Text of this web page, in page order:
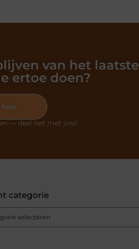
van het laatste
ertoe doen?
hier
— deel het met ons!
categorie